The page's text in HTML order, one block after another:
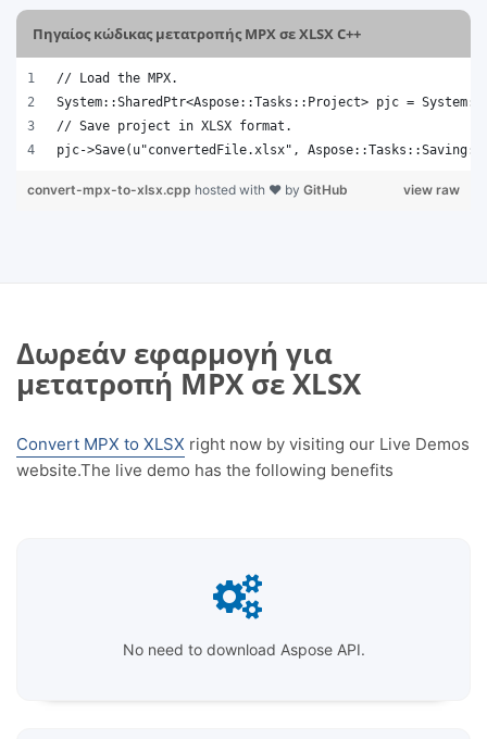
Πηγαίος κώδικας μετατροπής MPX σε XLSX C++
// Load the MPX.
System::SharedPtr<Aspose::Tasks::Project> pjc =
// Save project in XLSX format.
pjc->Save(u"convertedFile.xlsx",
view raw
convert-mpx-to-xlsx.cpp hosted with ❤ by GitHub
Δωρεάν εφαρμογή για
μετατροπή MPX σε XLSX
Convert MPX to XLSX right now by visiting our Live Demos
website.The live demo has the following benefits
No need to download Aspose API.